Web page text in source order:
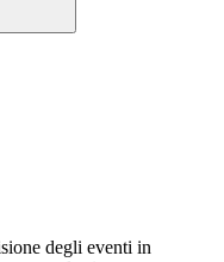
degli eventi in